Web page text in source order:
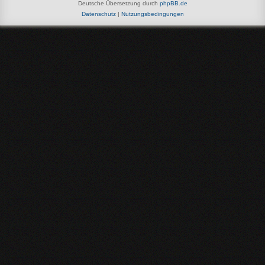
Deutsche Übersetzung durch phpBB.de
Datenschutz| Nutzungsbedingungen